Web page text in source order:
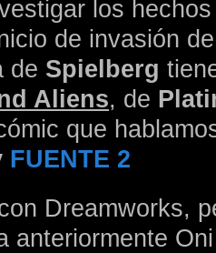
los
de invasión
de Spielberg
Aliens, de
que
FUENTE 2
Dreamworks,
anteriormente